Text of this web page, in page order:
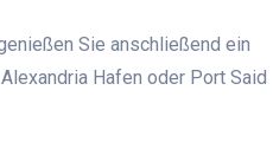
Sie anschließend ein
Hafen oder Port Said